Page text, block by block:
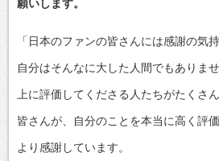
願いします。
「日本のファンの皆さんには感謝の気
自分はそんなに大した人間でもありま
上に評価してくださる人たちがたくさ
皆さんが、自分のことを本当に高く評
より感謝しています。